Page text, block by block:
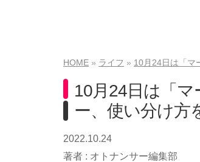
HOME ライフ 10月24日は「マ
10月24日は「
ー、使い分け方
2022.10.24
著者 : オトナンサー編集部